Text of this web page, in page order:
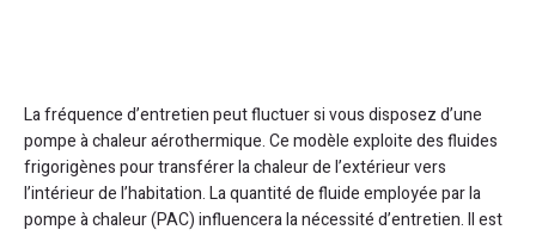
La fréquence d’entretien peut fluctuer si vous disposez d’une
pompe à chaleur aérothermique. Ce modèle exploite des fluides
frigorigènes pour transférer la chaleur de l’extérieur vers
l’intérieur de l’habitation. La quantité de fluide employée par la
pompe à chaleur (PAC) influencera la nécessité d’entretien. Il est